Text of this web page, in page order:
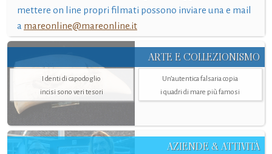
mettere on line propri filmati possono inviare una e mail
a mareonline@mareonline.it
ARTE E COLLEZIONISMO
I denti di capodoglio
incisi sono veri tesori
Un’autentica falsaria copia
i quadri di mare più famosi
AZIENDE & ATTIVITÀ